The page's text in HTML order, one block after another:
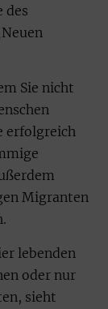
des
Sie nicht
erfolgreich
Migranten
lebenden
oder nur
sieht